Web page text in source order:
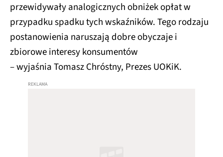
przewidywały analogicznych obniżek opłat w
przypadku spadku tych wskaźników. Tego rodzaju
postanowienia naruszają dobre obyczaje i
zbiorowe interesy konsumentów
– wyjaśnia Tomasz Chróstny, Prezes UOKiK.